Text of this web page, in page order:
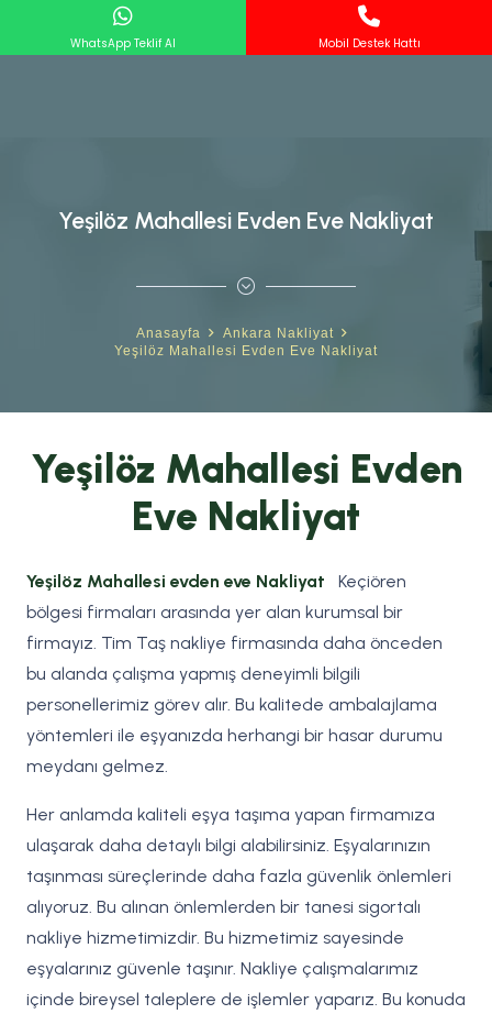
Yeşilöz Mahallesi Evden Eve Nakliyat
Anasayfa
Ankara Nakliyat
Yeşilöz Mahallesi Evden Eve Nakliyat
Yeşilöz Mahallesi Evden
Eve Nakliyat
Yeşilöz Mahallesi evden eve Nakliyat
Keçiören
bölgesi firmaları arasında yer alan kurumsal bir
firmayız. Tim Taş nakliye firmasında daha önceden
bu alanda çalışma yapmış deneyimli bilgili
personellerimiz görev alır. Bu kalitede ambalajlama
yöntemleri ile eşyanızda herhangi bir hasar durumu
meydanı gelmez.
Her anlamda kaliteli eşya taşıma yapan firmamıza
ulaşarak daha detaylı bilgi alabilirsiniz. Eşyalarınızın
taşınması süreçlerinde daha fazla güvenlik önlemleri
alıyoruz. Bu alınan önlemlerden bir tanesi sigortalı
nakliye hizmetimizdir. Bu hizmetimiz sayesinde
eşyalarınız güvenle taşınır. Nakliye çalışmalarımız
içinde bireysel taleplere de işlemler yaparız. Bu konuda
WhatsApp Teklif Al Mobil Destek Hattı